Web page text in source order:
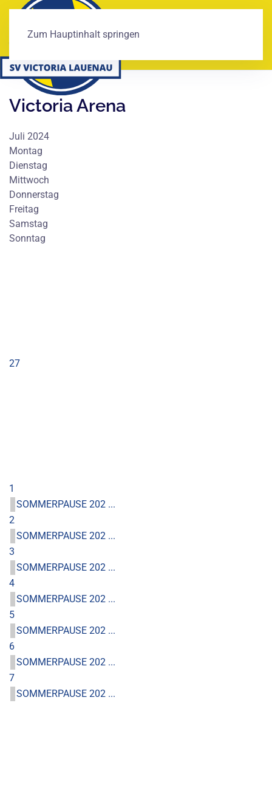
Zum Hauptinhalt springen
Victoria Arena
Juli 2024
Montag
Dienstag
Mittwoch
Donnerstag
Freitag
Samstag
Sonntag
27
1
SOMMERPAUSE 202 ...
2
SOMMERPAUSE 202 ...
3
SOMMERPAUSE 202 ...
4
SOMMERPAUSE 202 ...
5
SOMMERPAUSE 202 ...
6
SOMMERPAUSE 202 ...
7
SOMMERPAUSE 202 ...